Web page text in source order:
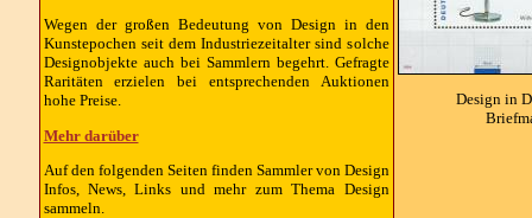
Wegen der großen Bedeutung von Design in den
Kunstepochen seit dem Industriezeitalter sind solche
Designobjekte auch bei Sammlern begehrt. Gefragte
Raritäten erzielen bei entsprechenden Auktionen
hohe Preise.
Mehr darüber
Auf den folgenden Seiten finden Sammler von Design
Infos, News, Links und mehr zum Thema Design
sammeln.
Design in